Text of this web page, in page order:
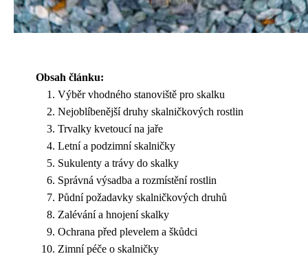
Obsah článku:
Výběr vhodného stanoviště pro skalku
Nejoblíbenější druhy skalničkových rostlin
Trvalky kvetoucí na jaře
Letní a podzimní skalničky
Sukulenty a trávy do skalky
Správná výsadba a rozmístění rostlin
Půdní požadavky skalničkových druhů
Zalévání a hnojení skalky
Ochrana před plevelem a škůdci
Zimní péče o skalničky